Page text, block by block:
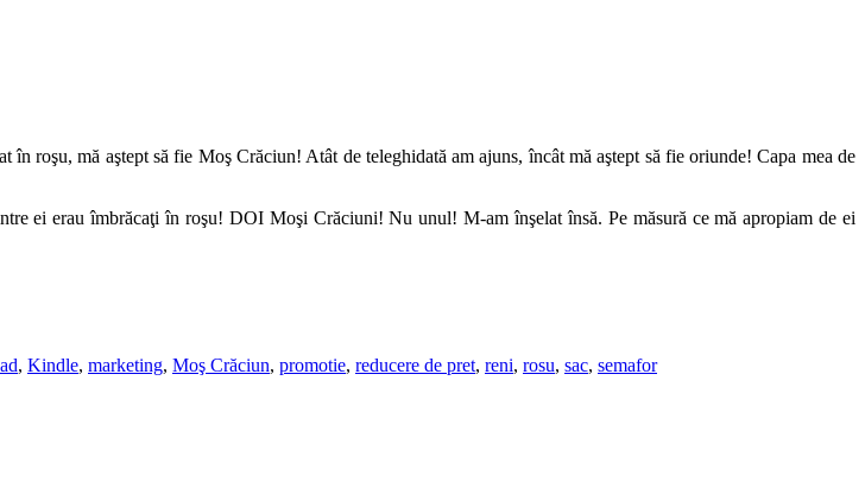
roşu, mă aştept să fie Moş Crăciun! Atât de teleghidată am ajuns, încât mă aştept să fie oriunde! Capa mea de
ei erau îmbrăcaţi în roşu! DOI Moşi Crăciuni! Nu unul! M-am înşelat însă. Pe măsură ce mă apropiam de ei
, Kindle, marketing, Moş Crăciun, promotie, reducere de pret, reni, rosu, sac, semafor